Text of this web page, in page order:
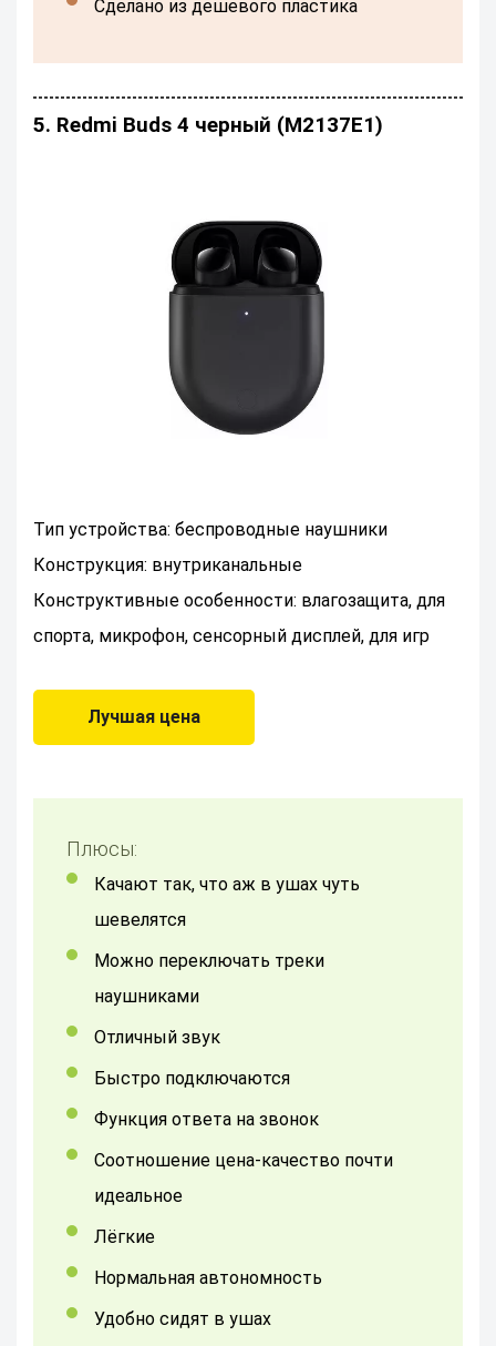
сделано из дешевого пластика
5. Redmi Buds 4 черный (M2137E1)
Тип устройства: беспроводные наушники
Конструкция: внутриканальные
Конструктивные особенности: влагозащита, для
спорта, микрофон, сенсорный дисплей, для игр
Лучшая цена
Плюсы:
качают так, что аж в ушах чуть
шевелятся
можно переключать треки
наушниками
Отличный звук
быстро подключаются
функция ответа на звонок
Соотношение цена-качество почти
идеальное
лёгкие
нормальная автономность
Удобно сидят в ушах